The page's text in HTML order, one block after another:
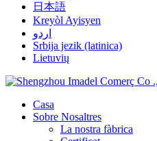
日本語
Kreyòl Ayisyen
اردو
Srbija jezik (latinica)
Lietuvių
Casa
Sobre Nosaltres
La nostra fàbrica